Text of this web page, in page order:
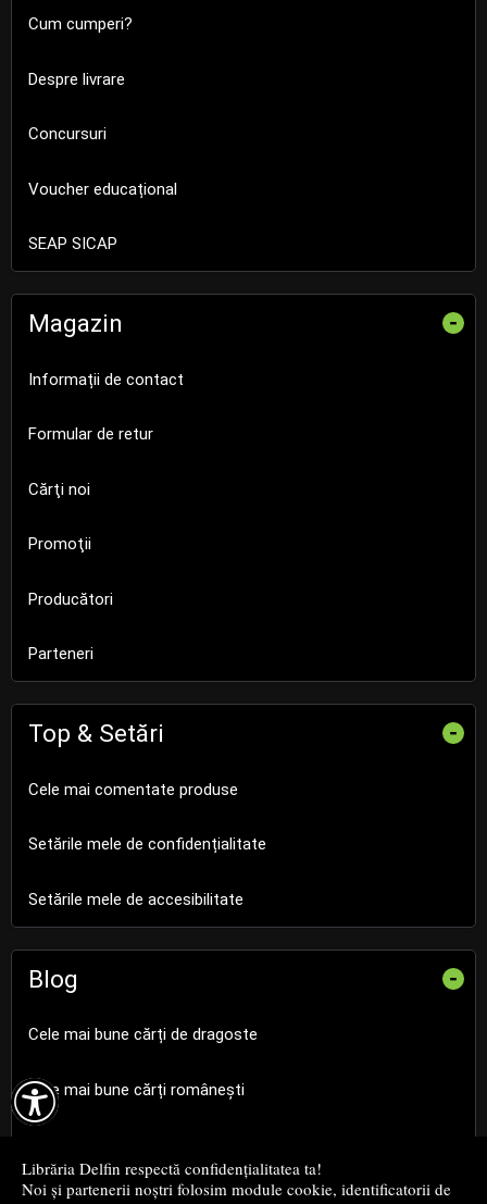

Librăria Delfin respectă confidențialitatea ta!
Noi și partenerii noștri folosim module cookie, identificatorii de
Cum cumperi?
Despre livrare
Concursuri
Voucher educațional
SEAP SICAP
Magazin -
Informații de contact
Formular de retur
Cărţi noi
Promoţii
Producători
Parteneri
Top & Setări -
Cele mai comentate produse
Setările mele de confidențialitate
Setările mele de accesibilitate
Blog -
Cele mai bune cărți de dragoste
Cele mai bune cărți românești
Cele mai bune cărți de istorie